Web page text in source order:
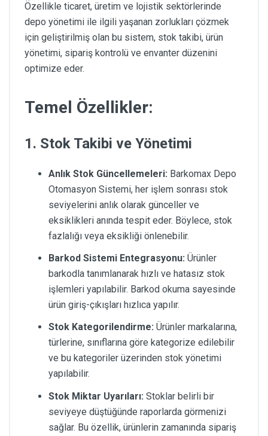
Özellikle ticaret, üretim ve lojistik sektörlerinde
depo yönetimi ile ilgili yaşanan zorlukları çözmek
için geliştirilmiş olan bu sistem, stok takibi, ürün
yönetimi, sipariş kontrolü ve envanter düzenini
optimize eder.
Temel Özellikler:
1. Stok Takibi ve Yönetimi
Anlık Stok Güncellemeleri: Barkomax Depo
Otomasyon Sistemi, her işlem sonrası stok
seviyelerini anlık olarak günceller ve
eksiklikleri anında tespit eder. Böylece, stok
fazlalığı veya eksikliği önlenebilir.
Barkod Sistemi Entegrasyonu: Ürünler
barkodla tanımlanarak hızlı ve hatasız stok
işlemleri yapılabilir. Barkod okuma sayesinde
ürün giriş-çıkışları hızlıca yapılır.
Stok Kategorilendirme: Ürünler markalarına,
türlerine, sınıflarına göre kategorize edilebilir
ve bu kategoriler üzerinden stok yönetimi
yapılabilir.
Stok Miktar Uyarıları: Stoklar belirli bir
seviyeye düştüğünde raporlarda görmenizi
sağlar. Bu özellik, ürünlerin zamanında sipariş